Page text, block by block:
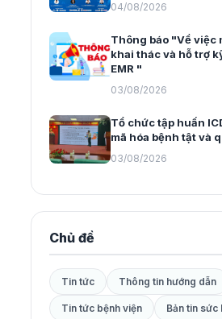
04/08/2026
Thông báo "Về việc
khai thác và hỗ trợ
EMR "
03/08/2026
Tổ chức tập huấn
mã hóa bệnh tật và
03/08/2026
Chủ đề
Tin tức Thông tin hướng dẫn
Tin tức bệnh viện Bản tin sức